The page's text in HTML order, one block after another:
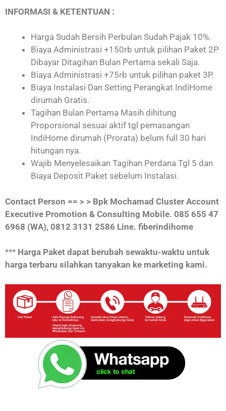
INFORMASI & KETENTUAN :
Harga Sudah Bersih Perbulan Sudah Pajak 10%.
Biaya Administrasi +150rb untuk pilihan Paket 2P
Dibayar Ditagihan Bulan Pertama sekali Saja.
Biaya Administrasi +75rb untuk pilihan paket 3P.
Biaya Instalasi Dan Setting Perangkat IndiHome
dirumah Gratis.
Tagihan Bulan Pertama Masih dihitung
Proporsional sesuai aktif tgl pemasangan
IndiHome dirumah (Prorata) belum full 30 hari
hitungan nya.
Wajib Menyelesaikan Tagihan Perdana Tgl 5 dan
Biaya Deposit Paket sebelum Instalasi.
Contact Person == > > Bpk Mochamad Cluster Account
Executive Promotion & Consulting Mobile. 085 655 47
6968 (WA), 0812 3131 2586 Line. fiberindihome
*** Harga Paket dapat berubah sewaktu-waktu untuk
harga terbaru silahkan tanyakan ke marketing kami.